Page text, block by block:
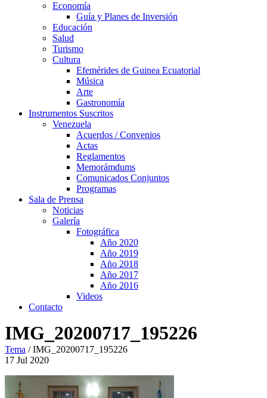
Economía
Guía y Planes de Inversión
Educación
Salud
Turismo
Cultura
Efemérides de Guinea Ecuatorial
Música
Arte
Gastronomía
Instrumentos Suscritos
Venezuela
Acuerdos / Convenios
Actas
Reglamentos
Memorámdums
Comunicados Conjuntos
Programas
Sala de Prensa
Noticias
Galería
Fotográfica
Año 2020
Año 2019
Año 2018
Año 2017
Año 2016
Videos
Contacto
IMG_20200717_195226
Tema /IMG_20200717_195226
17 Jul 2020